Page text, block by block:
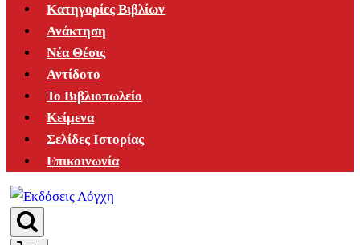
Κατηγορίες Βιβλίων
Ανάκτηση
Νέα Θέσις
Αντίδοτο
Το Βιβλιοπωλείο
Κείμενα
Σελίδες Ιστορίας
Επικοινωνία